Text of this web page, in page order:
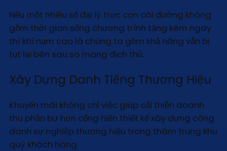
Nếu một nhiều số đại lý trực con cái đường không
gồm thời gian sống chương trình tặng kèm ngay
thì khí nạm cao là chúng ta gồm khả năng vẫn bị
tụt lại bên sau so mang địch thủ.
Xây Dựng Danh Tiếng Thương Hiệu
Khuyến mãi không chỉ việc giúp cải thiện doanh
thu phần bự hơn cống hiến thiết kế xây dựng công
danh sự nghiệp thương hiệu trong thâm trung khu
quý khách hàng.